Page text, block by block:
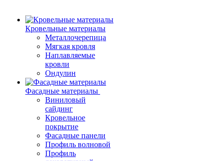
Кровельные материалы
Металлочерепица
Мягкая кровля
Наплавляемые
кровли
Ондулин
Фасадные материалы
Виниловый
сайдинг
Кровельное
покрытие
Фасадные панели
Профиль волновой
Профиль